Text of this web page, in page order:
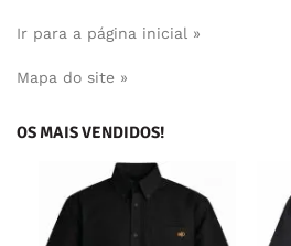
Ir para a página inicial »
Mapa do site »
OS MAIS VENDIDOS!